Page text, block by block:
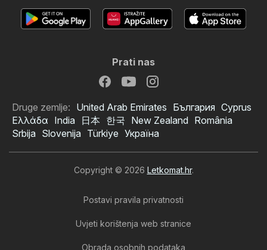
Prati nas
Druge zemlje: United Arab Emirates България Cyprus
Ελλάδα India 日本 한국 New Zealand România
Srbija Slovenija Türkiye Україна
Copyright © 2026 Letkomat.hr.
Postavi pravila privatnosti
Uvjeti korištenja web stranice
Obrada osobnih podataka